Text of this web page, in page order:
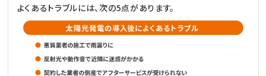
よくあるトラブルには、次の5点があります。